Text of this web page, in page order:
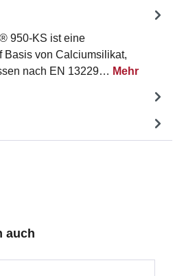
950-KS ist eine
Basis von Calciumsilikat,
nach EN 13229… Mehr
auch